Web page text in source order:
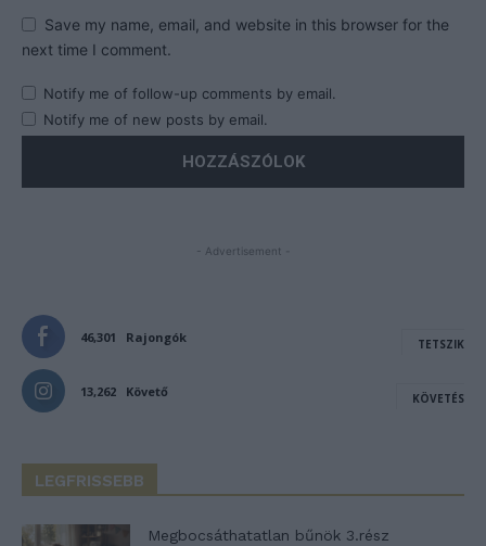
Save my name, email, and website in this browser for the
next time I comment.
Notify me of follow-up comments by email.
Notify me of new posts by email.
- Advertisement -
46,301 Rajongók TETSZIK
13,262 Követő KÖVETÉS
LEGFRISSEBB
Megbocsáthatatlan bűnök 3.rész